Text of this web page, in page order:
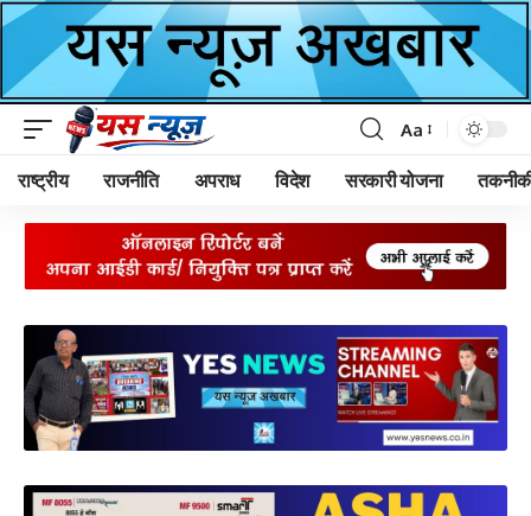
Font
Resizer
Aa
राष्ट्रीय राजनीति अपराध विदेश सरकारी योजना